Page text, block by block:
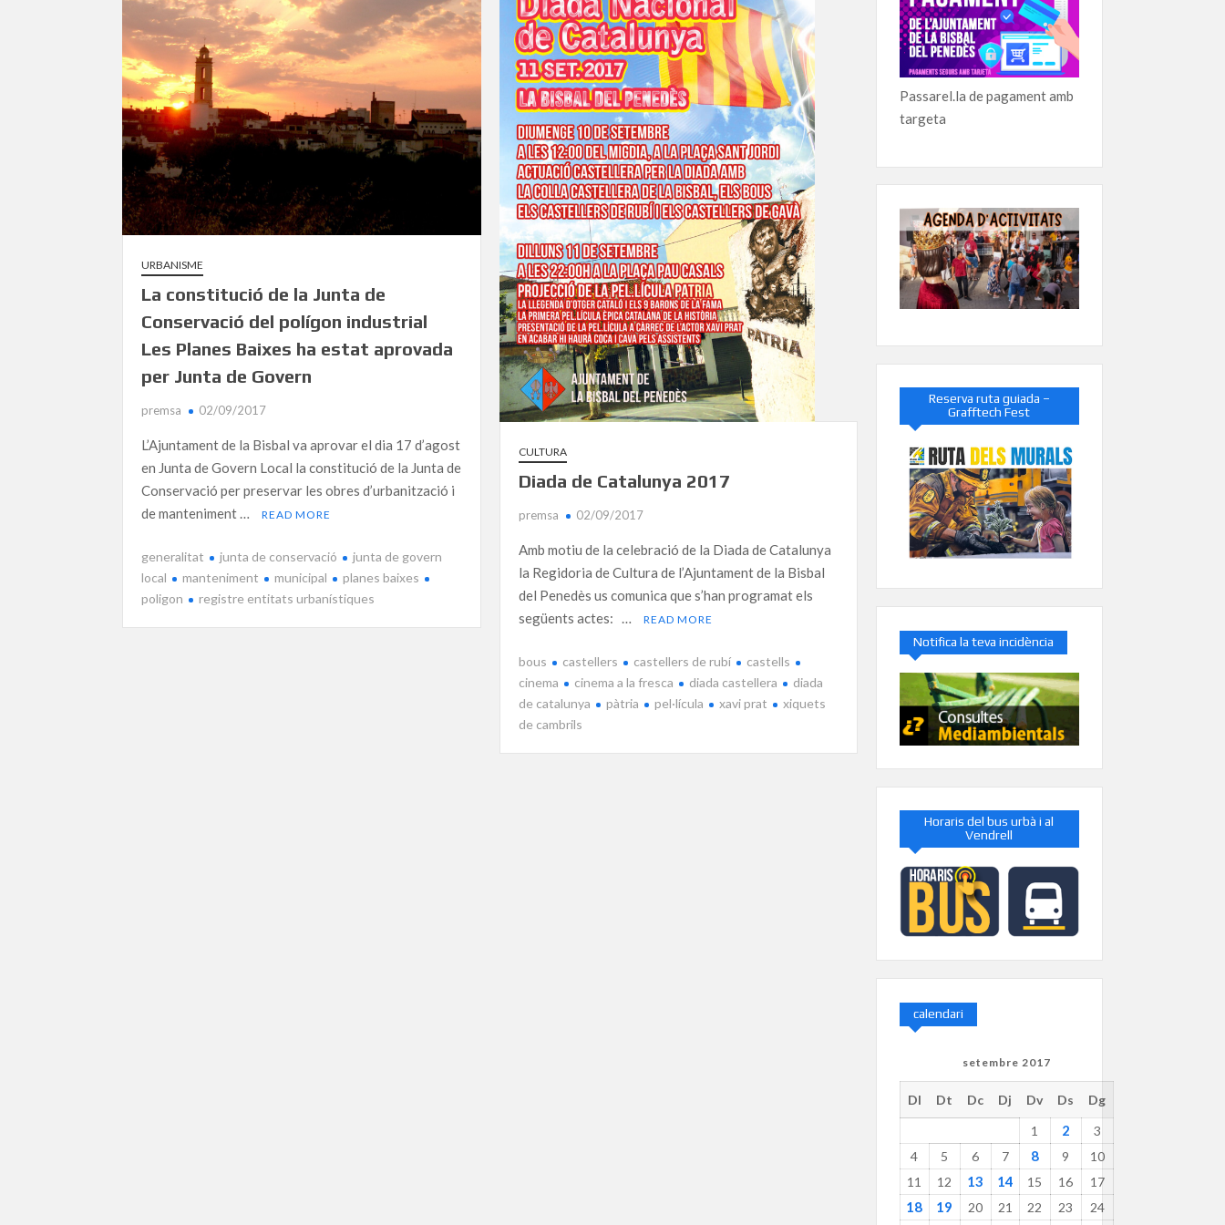
URBANISME
La constitució de la Junta de
Conservació del polígon industrial
Les Planes Baixes ha estat aprovada
per Junta de Govern
premsa 02/09/2017
L’Ajuntament de la Bisbal va aprovar el dia 17 d’agost
en Junta de Govern Local la constitució de la Junta de
Conservació per preservar les obres d’urbanització i
de manteniment …
READ MORE
generalitat junta de conservació
junta de govern
local
manteniment municipal
planes baixes
poligon
registre entitats urbanístiques
CULTURA
Diada de Catalunya 2017
premsa 02/09/2017
Amb motiu de la celebració de la Diada de Catalunya
la Regidoria de Cultura de l’Ajuntament de la Bisbal
del Penedès us comunica que s’han programat els
següents actes: …
READ MORE
bous castellers castellers de rubí
castells
cinema
cinema a la fresca diada castellera
diada
de catalunya
pàtria pel·lícula xavi prat
xiquets
de cambrils
Passarel.la de pagament amb
targeta
Reserva ruta guiada –
Grafftech Fest
Notifica la teva incidència
Horaris del bus urbà i al
Vendrell
calendari
setembre 2017
Dl Dt Dc Dj Dv Ds
Dg
1
2
3
4
5 6 7 8 9
10
11
12 13 14 15 16 17
18 19 20 21 22 23 24